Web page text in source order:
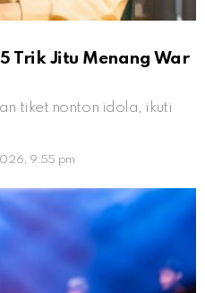
Trik Jitu Menang War
tiket nonton idola, ikuti
9:55 pm